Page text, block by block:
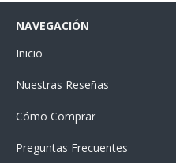
NAVEGACIÓN
Inicio
Nuestras Reseñas
Cómo Comprar
Preguntas Frecuentes